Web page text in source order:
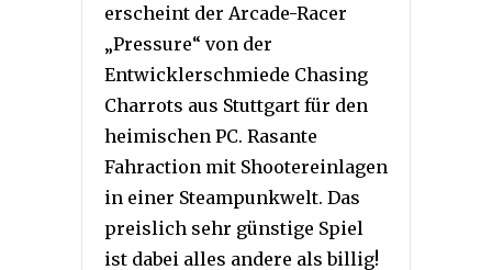
erscheint der Arcade-Racer
„Pressure“ von der
Entwicklerschmiede Chasing
Charrots aus Stuttgart für den
heimischen PC. Rasante
Fahraction mit Shootereinlagen
in einer Steampunkwelt. Das
preislich sehr günstige Spiel
ist dabei alles andere als billig!